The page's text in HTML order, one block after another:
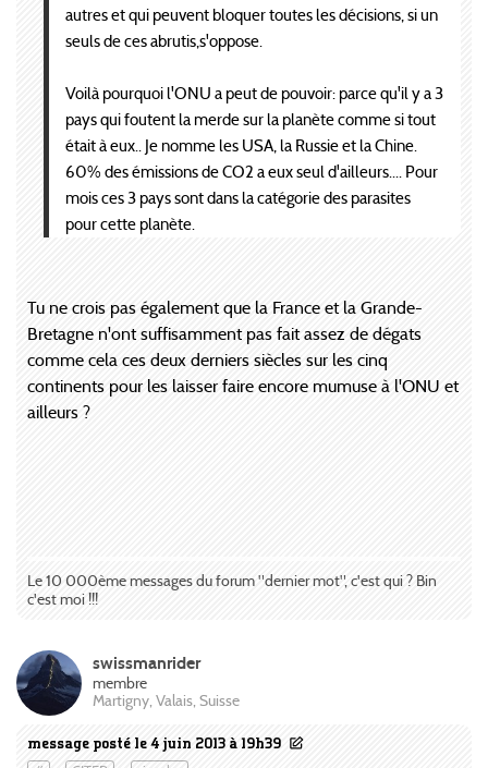
autres et qui peuvent bloquer toutes les décisions, si un
seuls de ces abrutis,s'oppose.
Voilà pourquoi l'ONU a peut de pouvoir: parce qu'il y a 3
pays qui foutent la merde sur la planète comme si tout
était à eux.. Je nomme les USA, la Russie et la Chine.
60% des émissions de CO2 a eux seul d'ailleurs.... Pour
mois ces 3 pays sont dans la catégorie des parasites
pour cette planète.
Tu ne crois pas également que la France et la Grande-
Bretagne n'ont suffisamment pas fait assez de dégats
comme cela ces deux derniers siècles sur les cinq
continents pour les laisser faire encore mumuse à l'ONU et
ailleurs ?
Le 10 000ème messages du forum "dernier mot", c'est qui ? Bin
c'est moi !!!
message posté le 4 juin 2013 à 19h39
swissmanrider
membre
Martigny, Valais, Suisse